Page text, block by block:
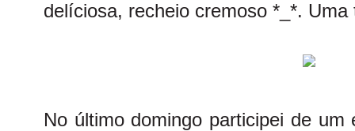
delíciosa, recheio cremoso *_*.
No último domingo participei de um